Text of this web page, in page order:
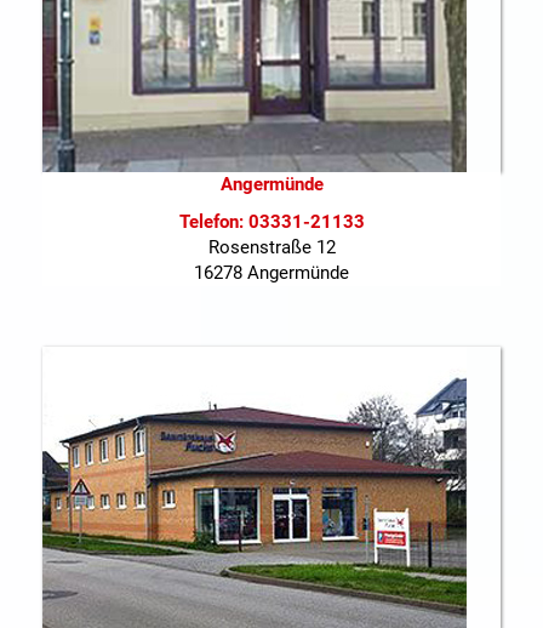
Angermünde
Telefon: 03331-21133
Rosenstraße 12
16278 Angermünde